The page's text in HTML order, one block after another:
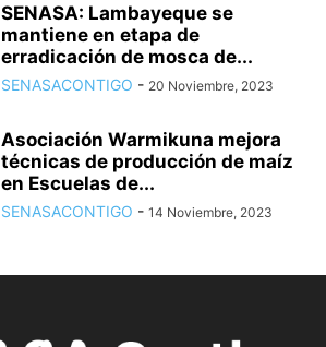
SENASA: Lambayeque se
mantiene en etapa de
erradicación de mosca de...
SENASACONTIGO - 20 Noviembre, 2023
Asociación Warmikuna mejora
técnicas de producción de maíz
en Escuelas de...
SENASACONTIGO - 14 Noviembre, 2023